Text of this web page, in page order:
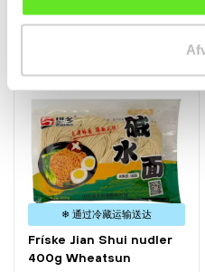
❄ 通过冷藏运输送达
Fríske Jian Shui nudler
400g Wheatsun